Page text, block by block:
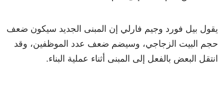
يقول بيل فورد وجيم فارلي إن المبنى الجديد سيكون ضعف
حجم البيت الزجاجي، وسيضم ضعف عدد الموظفين، وقد
انتقل البعض بالفعل إلى المبنى أثناء عملية البناء.